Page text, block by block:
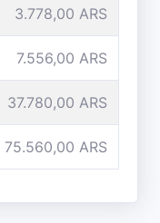
3.778,00 ARS
7.556,00 ARS
37.780,00 ARS
75.560,00 ARS